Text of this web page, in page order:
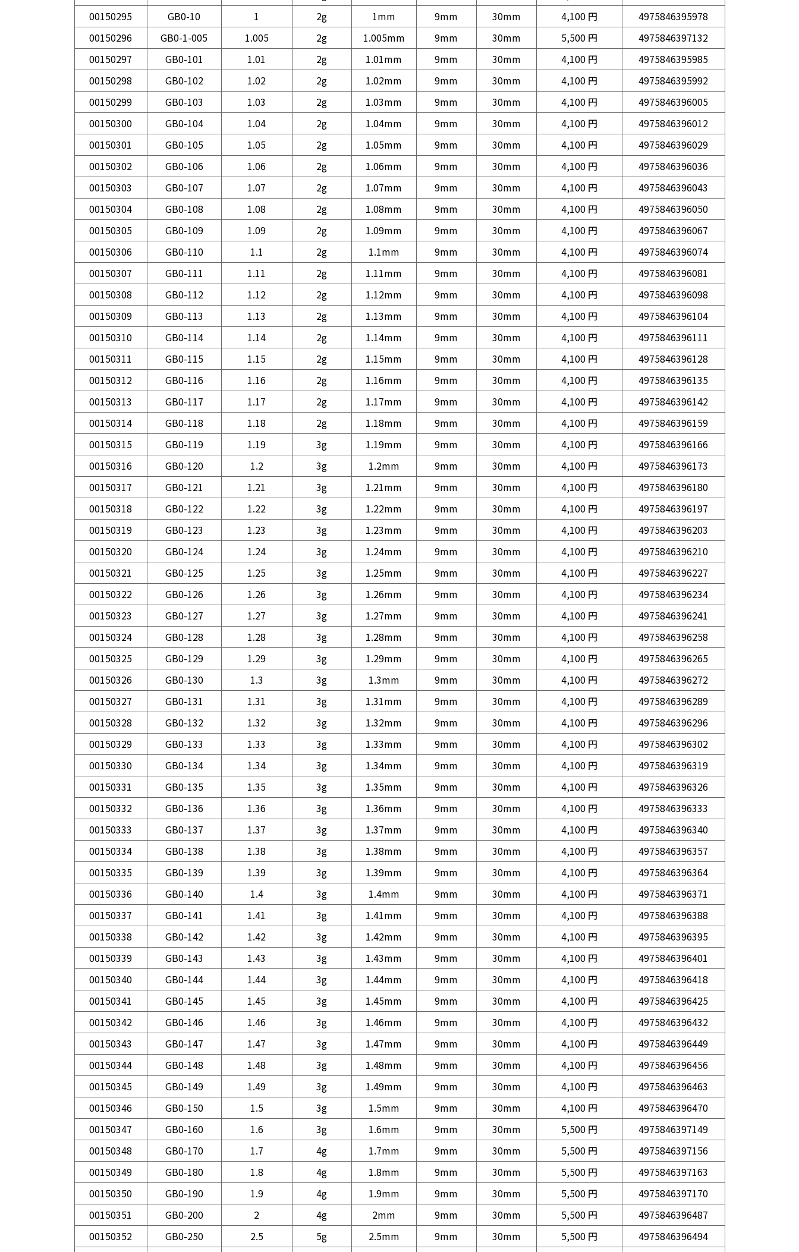
00150295
GB0-10 1 2g 1mm 9mm 30mm 4,100 円
4975846395978
00150296
GB0-1-005 1.005 2g 1.005mm 9mm 30mm 5,500 円
4975846397132
00150297
GB0-101 1.01 2g 1.01mm 9mm 30mm 4,100 円
4975846395985
00150298
GB0-102 1.02 2g 1.02mm 9mm 30mm 4,100 円
4975846395992
00150299
GB0-103 1.03 2g 1.03mm 9mm 30mm 4,100 円
4975846396005
00150300
GB0-104 1.04 2g 1.04mm 9mm 30mm 4,100 円
4975846396012
00150301
GB0-105 1.05 2g 1.05mm 9mm 30mm 4,100 円
4975846396029
00150302
GB0-106 1.06 2g 1.06mm 9mm 30mm 4,100 円
4975846396036
00150303
GB0-107 1.07 2g 1.07mm 9mm 30mm 4,100 円
4975846396043
00150304
GB0-108 1.08 2g 1.08mm 9mm 30mm 4,100 円
4975846396050
00150305
GB0-109 1.09 2g 1.09mm 9mm 30mm 4,100 円
4975846396067
00150306
GB0-110 1.1 2g 1.1mm 9mm 30mm 4,100 円
4975846396074
00150307
GB0-111 1.11 2g 1.11mm 9mm 30mm 4,100 円
4975846396081
00150308
GB0-112 1.12 2g 1.12mm 9mm 30mm 4,100 円
4975846396098
00150309
GB0-113 1.13 2g 1.13mm 9mm 30mm 4,100 円
4975846396104
00150310
GB0-114 1.14 2g 1.14mm 9mm 30mm 4,100 円
4975846396111
00150311
GB0-115 1.15 2g 1.15mm 9mm 30mm 4,100 円
4975846396128
00150312
GB0-116 1.16 2g 1.16mm 9mm 30mm 4,100 円
4975846396135
00150313
GB0-117 1.17 2g 1.17mm 9mm 30mm 4,100 円
4975846396142
00150314
GB0-118 1.18 2g 1.18mm 9mm 30mm 4,100 円
4975846396159
00150315
GB0-119 1.19 3g 1.19mm 9mm 30mm 4,100 円
4975846396166
00150316
GB0-120 1.2 3g 1.2mm 9mm 30mm 4,100 円
4975846396173
00150317
GB0-121 1.21 3g 1.21mm 9mm 30mm 4,100 円
4975846396180
00150318
GB0-122 1.22 3g 1.22mm 9mm 30mm 4,100 円
4975846396197
00150319
GB0-123 1.23 3g 1.23mm 9mm 30mm 4,100 円
4975846396203
00150320
GB0-124 1.24 3g 1.24mm 9mm 30mm 4,100 円
4975846396210
00150321
GB0-125 1.25 3g 1.25mm 9mm 30mm 4,100 円
4975846396227
00150322
GB0-126 1.26 3g 1.26mm 9mm 30mm 4,100 円
4975846396234
00150323
GB0-127 1.27 3g 1.27mm 9mm 30mm 4,100 円
4975846396241
00150324
GB0-128 1.28 3g 1.28mm 9mm 30mm 4,100 円
4975846396258
00150325
GB0-129 1.29 3g 1.29mm 9mm 30mm 4,100 円
4975846396265
00150326
GB0-130 1.3 3g 1.3mm 9mm 30mm 4,100 円
4975846396272
00150327
GB0-131 1.31 3g 1.31mm 9mm 30mm 4,100 円
4975846396289
00150328
GB0-132 1.32 3g 1.32mm 9mm 30mm 4,100 円
4975846396296
00150329
GB0-133 1.33 3g 1.33mm 9mm 30mm 4,100 円
4975846396302
00150330
GB0-134 1.34 3g 1.34mm 9mm 30mm 4,100 円
4975846396319
00150331
GB0-135 1.35 3g 1.35mm 9mm 30mm 4,100 円
4975846396326
00150332
GB0-136 1.36 3g 1.36mm 9mm 30mm 4,100 円
4975846396333
00150333
GB0-137 1.37 3g 1.37mm 9mm 30mm 4,100 円
4975846396340
00150334
GB0-138 1.38 3g 1.38mm 9mm 30mm 4,100 円
4975846396357
00150335
GB0-139 1.39 3g 1.39mm 9mm 30mm 4,100 円
4975846396364
00150336
GB0-140 1.4 3g 1.4mm 9mm 30mm 4,100 円
4975846396371
00150337
GB0-141 1.41 3g 1.41mm 9mm 30mm 4,100 円
4975846396388
00150338
GB0-142 1.42 3g 1.42mm 9mm 30mm 4,100 円
4975846396395
00150339
GB0-143 1.43 3g 1.43mm 9mm 30mm 4,100 円
4975846396401
00150340
GB0-144 1.44 3g 1.44mm 9mm 30mm 4,100 円
4975846396418
00150341
GB0-145 1.45 3g 1.45mm 9mm 30mm 4,100 円
4975846396425
00150342
GB0-146 1.46 3g 1.46mm 9mm 30mm 4,100 円
4975846396432
00150343
GB0-147 1.47 3g 1.47mm 9mm 30mm 4,100 円
4975846396449
00150344
GB0-148 1.48 3g 1.48mm 9mm 30mm 4,100 円
4975846396456
00150345
GB0-149 1.49 3g 1.49mm 9mm 30mm 4,100 円
4975846396463
00150346
GB0-150 1.5 3g 1.5mm 9mm 30mm 4,100 円
4975846396470
00150347
GB0-160 1.6 3g 1.6mm 9mm 30mm 5,500 円
4975846397149
00150348
GB0-170 1.7 4g 1.7mm 9mm 30mm 5,500 円
4975846397156
00150349
GB0-180 1.8 4g 1.8mm 9mm 30mm 5,500 円
4975846397163
00150350
GB0-190 1.9 4g 1.9mm 9mm 30mm 5,500 円
4975846397170
00150351
GB0-200 2 4g 2mm 9mm 30mm 5,500 円
4975846396487
00150352
GB0-250 2.5 5g 2.5mm 9mm 30mm 5,500 円
4975846396494